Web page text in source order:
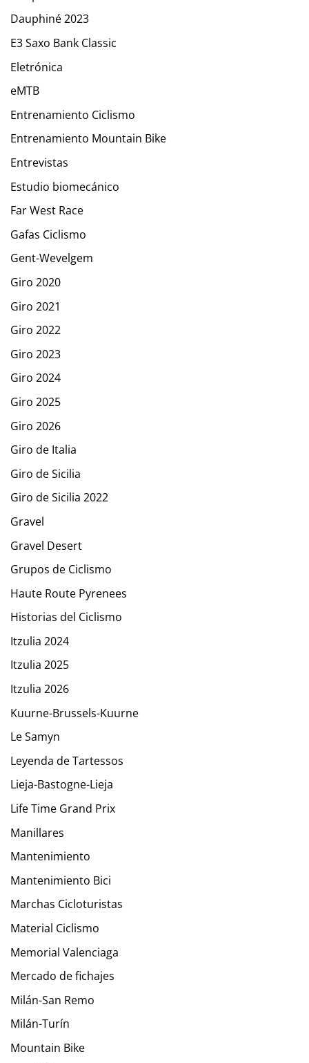
Dauphiné 2023
E3 Saxo Bank Classic
Eletrónica
eMTB
Entrenamiento Ciclismo
Entrenamiento Mountain Bike
Entrevistas
Estudio biomecánico
Far West Race
Gafas Ciclismo
Gent-Wevelgem
Giro 2020
Giro 2021
Giro 2022
Giro 2023
Giro 2024
Giro 2025
Giro 2026
Giro de Italia
Giro de Sicilia
Giro de Sicilia 2022
Gravel
Gravel Desert
Grupos de Ciclismo
Haute Route Pyrenees
Historias del Ciclismo
Itzulia 2024
Itzulia 2025
Itzulia 2026
Kuurne-Brussels-Kuurne
Le Samyn
Leyenda de Tartessos
Lieja-Bastogne-Lieja
Life Time Grand Prix
Manillares
Mantenimiento
Mantenimiento Bici
Marchas Cicloturistas
Material Ciclismo
Memorial Valenciaga
Mercado de fichajes
Milán-San Remo
Milán-Turín
Mountain Bike